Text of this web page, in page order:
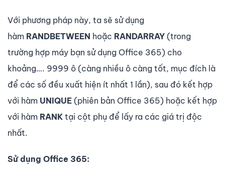
Với phương pháp này, ta sẽ sử dụng
hàm RANDBETWEEN hoặc RANDARRAY (trong
trường hợp máy bạn sử dụng Office 365) cho
khoảng…. 9999 ô (càng nhiều ô càng tốt, mục đích là
để các số đều xuất hiện ít nhất 1 lần), sau đó kết hợp
với hàm UNIQUE (phiên bản Office 365) hoặc kết hợp
với hàm RANK tại cột phụ để lấy ra các giá trị độc
nhất.
Sử dụng Office 365: